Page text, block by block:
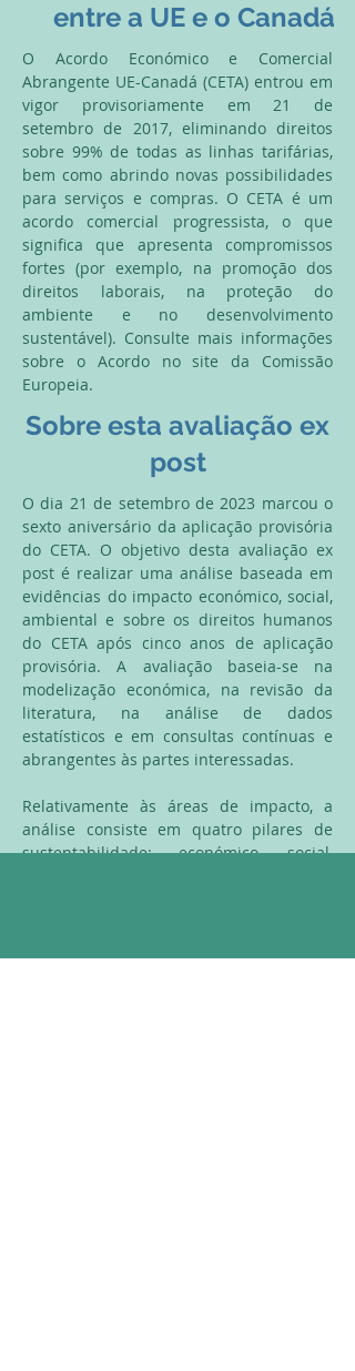
entre a UE e o Canadá
O Acordo Económico e Comercial
Abrangente UE-Canadá (CETA) entrou em
vigor provisoriamente em 21 de
setembro de 2017, eliminando direitos
sobre 99% de todas as linhas tarifárias,
bem como abrindo novas possibilidades
para serviços e compras. O CETA é um
acordo comercial progressista, o que
significa que apresenta compromissos
fortes (por exemplo, na promoção dos
direitos laborais, na proteção do
ambiente e no desenvolvimento
sustentável). Consulte mais informações
sobre o Acordo no site da Comissão
Europeia.​
Sobre esta avaliação ex
post
O dia 21 de setembro de 2023 marcou o
sexto aniversário da aplicação provisória
do CETA. O objetivo desta avaliação ex
post é realizar uma análise baseada em
evidências do impacto económico, social,
ambiental e sobre os direitos humanos
do CETA após cinco anos de aplicação
provisória. A avaliação baseia-se na
modelização económica, na revisão da
literatura, na análise de dados
estatísticos e em consultas contínuas e
abrangentes às partes interessadas.
Relativamente às áreas de impacto, a
análise consiste em quatro pilares de
sustentabilidade: económico, social,